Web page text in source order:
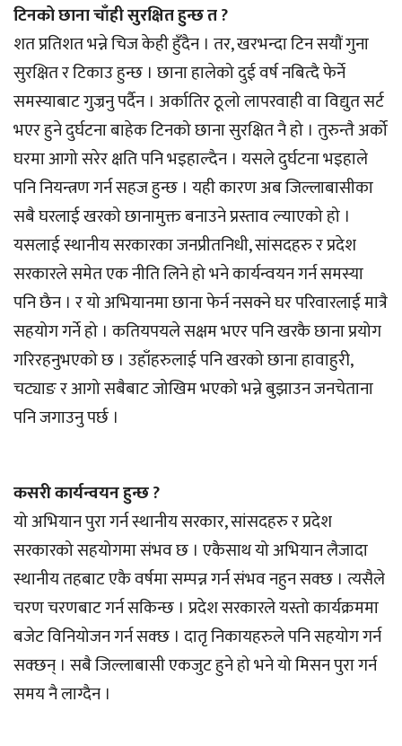
टिनको छाना चाँही सुरक्षित हुन्छ त ?
शत प्रतिशत भन्ने चिज केही हुँदैन । तर, खरभन्दा टिन सयौं गुना
सुरक्षित र टिकाउ हुन्छ । छाना हालेको दुई वर्ष नबित्दै फेर्ने
समस्याबाट गुज्रनु पर्दैन । अर्कातिर ठूलो लापरवाही वा विद्युत सर्ट
भएर हुने दुर्घटना बाहेक टिनको छाना सुरक्षित नै हो । तुरुन्तै अर्को
घरमा आगो सरेर क्षति पनि भइहाल्दैन । यसले दुर्घटना भइहाले
पनि नियन्त्रण गर्न सहज हुन्छ । यही कारण अब जिल्लाबासीका
सबै घरलाई खरको छानामुक्त बनाउने प्रस्ताव ल्याएको हो ।
यसलाई स्थानीय सरकारका जनप्रीतनिधी, सांसदहरु र प्रदेश
सरकारले समेत एक नीति लिने हो भने कार्यन्वयन गर्न समस्या
पनि छैन । र यो अभियानमा छाना फेर्न नसक्ने घर परिवारलाई मात्रै
सहयोग गर्ने हो । कतियपयले सक्षम भएर पनि खरकै छाना प्रयोग
गरिरहनुभएको छ । उहाँहरुलाई पनि खरको छाना हावाहुरी,
चट्याङ र आगो सबैबाट जोखिम भएको भन्ने बुझाउन जनचेताना
पनि जगाउनु पर्छ ।
कसरी कार्यन्वयन हुन्छ ?
यो अभियान पुरा गर्न स्थानीय सरकार, सांसदहरु र प्रदेश
सरकारको सहयोगमा संभव छ । एकैसाथ यो अभियान लैजादा
स्थानीय तहबाट एकै वर्षमा सम्पन्न गर्न संभव नहुन सक्छ । त्यसैले
चरण चरणबाट गर्न सकिन्छ । प्रदेश सरकारले यस्तो कार्यक्रममा
बजेट विनियोजन गर्न सक्छ । दातृ निकायहरुले पनि सहयोग गर्न
सक्छन् । सबै जिल्लाबासी एकजुट हुने हो भने यो मिसन पुरा गर्न
समय नै लाग्दैन ।